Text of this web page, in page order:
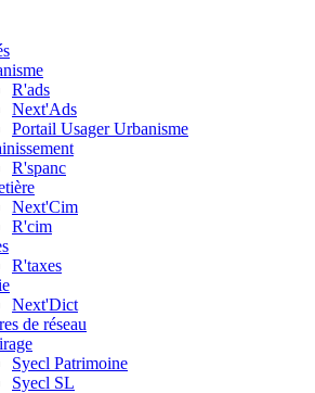
R'ads
Next'Ads
Portail Usager Urbanisme
R'spanc
Next'Cim
R'cim
R'taxes
Next'Dict
de réseau
Syecl Patrimoine
Syecl SL